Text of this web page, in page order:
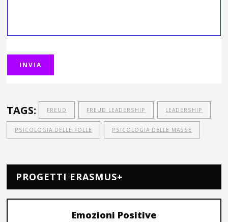
TAGS: FREUD FREUD LEADERSHIP LEADERSHIP
PSICOLOGIA DELLE FOLLE PSICOLOGIA DELLE MASSE
PROGETTI ERASMUS+
Emozioni Positive